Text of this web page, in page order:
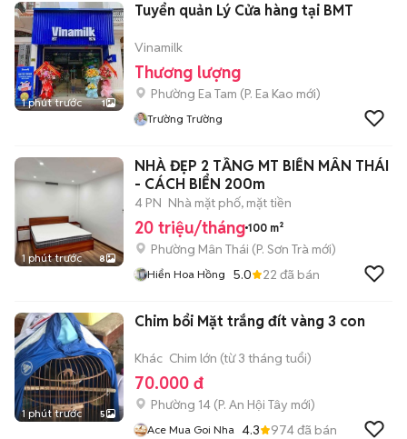
1 phút trước 1
Tuyển quản Lý Cửa hàng tại BMT
Vinamilk
Thương lượng
Phường Ea Tam (P. Ea Kao mới)
Trường Trường
1 phút trước 8
NHÀ ĐẸP 2 TẦNG MT BIỂN MÂN THÁI
- CÁCH BIỂN 200m
4 PN Nhà mặt phố, mặt tiền
20 triệu/tháng 100 m²
Phường Mân Thái (P. Sơn Trà mới)
Hiển Hoa Hồng 5.0 22 đã bán
1 phút trước 5
Chim bổi Mặt trắng đít vàng 3 con
Khác Chim lớn (từ 3 tháng tuổi)
70.000 đ
Phường 14 (P. An Hội Tây mới)
Ace Mua Goi Nha 4.3 974đã bán